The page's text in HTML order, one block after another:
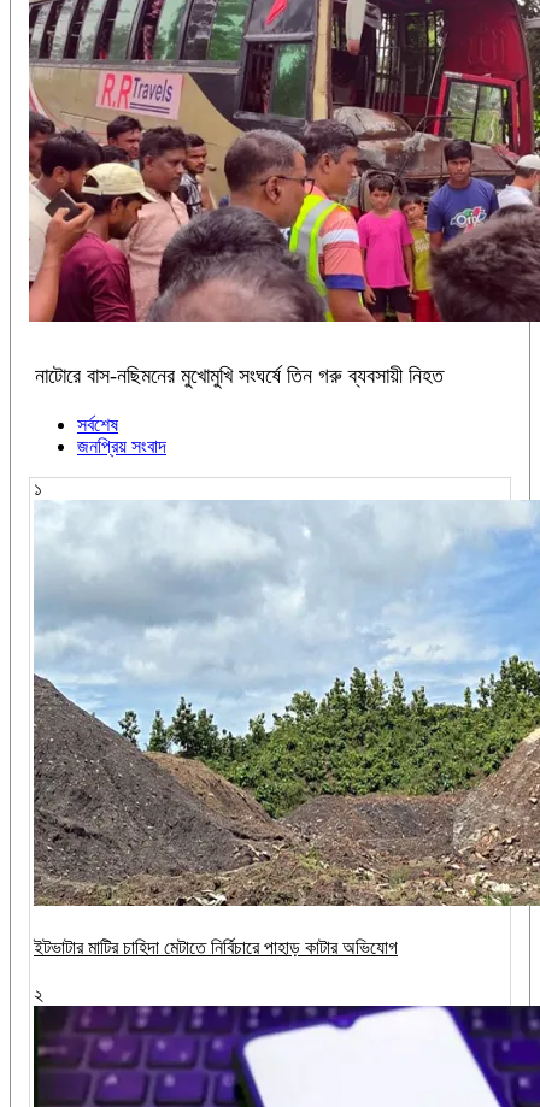
নাটোরে বাস-নছিমনের মুখোমুখি সংঘর্ষে তিন গরু ব্যবসায়ী নিহত
সর্বশেষ
জনপ্রিয় সংবাদ
১
ইটভাটার মাটির চাহিদা মেটাতে নির্বিচারে পাহাড় কাটার অভিযোগ
২